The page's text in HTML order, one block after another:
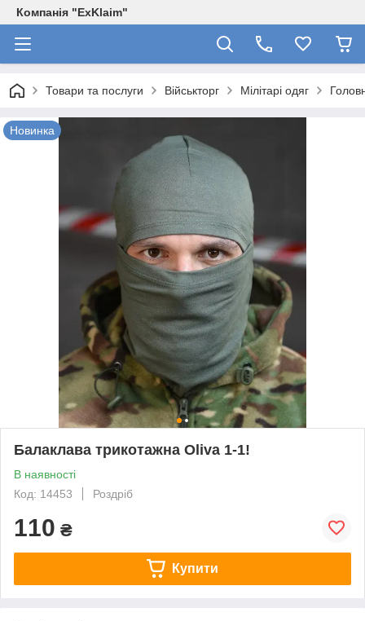
Компанія "ExKlaim"
Товари та послуги Військторг Мілітарі одяг
Новинка
Балаклава трикотажна Oliva 1-1!
В наявності
Код: 14453
Роздріб
110 ₴
Купити